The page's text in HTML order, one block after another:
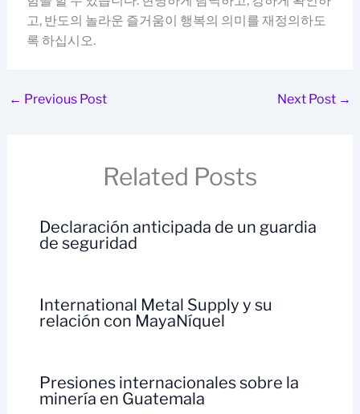
고, 반도의 놀라운 즐거움이 행복의 의미를 재정의하도
록 하십시오.
← Previous Post Next Post →
Related Posts
Declaración anticipada de un guardia
de seguridad
International Metal Supply y su
relación con MayaNíquel
Presiones internacionales sobre la
minería en Guatemala